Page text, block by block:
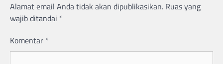
Alamat email Anda tidak akan dipublikasikan. Ruas yang
wajib ditandai *
Komentar *